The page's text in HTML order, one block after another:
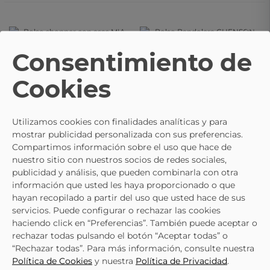
- 15%
MIA LAROUGEBolso
Shopper Con Asas MIA
LAROUGE Sf8038
22,94 € 26,99 €
- 15%
CHENSONBolso
Bandolera CHENSON
- 20%
- 20%
DEVOTA&LOMBABolso
De Hombro En Verde
DEVOTA&LOMBA
260631 Para Mujer
47,95 € 59,95 €
- 15%
CHENSONBolso
Bandolera CHENSON
A02 En Color Negro
Para Mujer
15,29 € 17,99 €
- 20%
- 20%
- 20%
Consentimiento de
Cookies
Utilizamos cookies con finalidades analíticas y para
mostrar publicidad personalizada con sus preferencias.
Compartimos información sobre el uso que hace de
nuestro sitio con nuestros socios de redes sociales,
publicidad y análisis, que pueden combinarla con otra
información que usted les haya proporcionado o que
hayan recopilado a partir del uso que usted hace de sus
servicios. Puede configurar o rechazar las cookies
haciendo click en “Preferencias”. También puede aceptar o
rechazar todas pulsando el botón “Aceptar todas” o
“Rechazar todas”. Para más información, consulte nuestra
Política de Cookies y nuestra Política de Privacidad.